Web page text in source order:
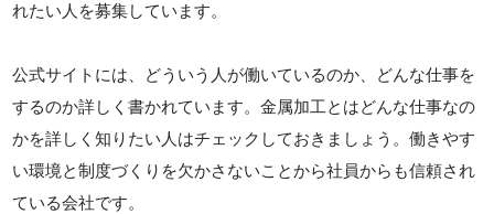
れたい人を募集しています。
公式サイトには、どういう人が働いているのか、どんな仕事を
するのか詳しく書かれています。金属加工とはどんな仕事なの
かを詳しく知りたい人はチェックしておきましょう。働きやす
い環境と制度づくりを欠かさないことから社員からも信頼され
ている会社です。